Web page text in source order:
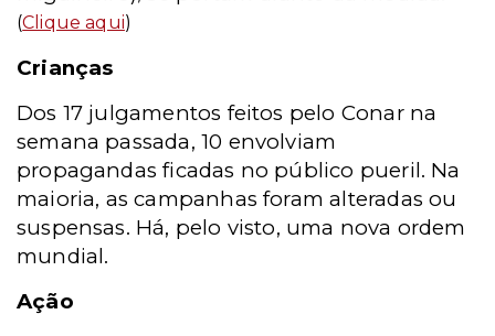
(Clique aqui)
Crianças
Dos 17 julgamentos feitos pelo Conar na
semana passada, 10 envolviam
propagandas ficadas no público pueril. Na
maioria, as campanhas foram alteradas ou
suspensas. Há, pelo visto, uma nova ordem
mundial.
Ação